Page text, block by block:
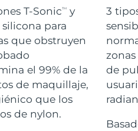
T-SonicTM
y
para
que obstruyen
el 99% de la
de maquillaje,
que los
de nylon.
3
de
Hombres
Entrega prevista 8/13/26
Entrega prevista 8/9/26
Entrega prevista 8/12/26
Entrega prevista 8/14/26
8/11/26